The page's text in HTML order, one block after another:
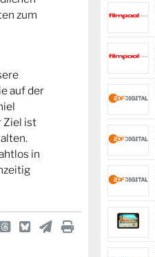
zum
auf der
Ziel ist
in